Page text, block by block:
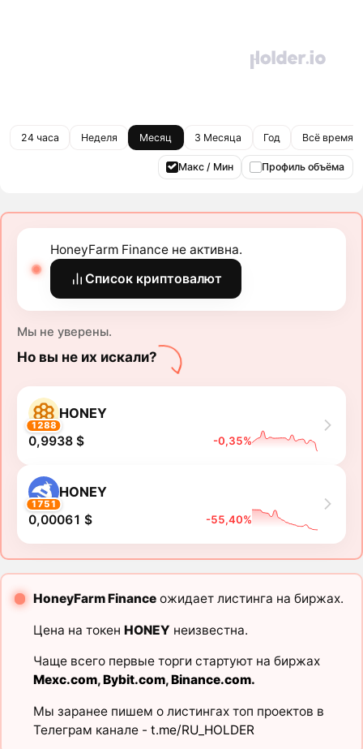
24 часа Неделя Месяц 3 Месяца Год Всё время
Макс / Мин Профиль объёма
HoneyFarm Finance не активна.
Список криптовалют
Мы не уверены.
Но вы не их искали?
1288
HONEY
0,9938 $ -0,35%
1751
HONEY
0,00061 $ -55,40%
HoneyFarm Financeожидает листинга на биржах.
Цена на токен HONEY неизвестна.
Чаще всего первые торги стартуют на биржах
Mexc.com,Bybit.com,Binance.com.
Мы заранее пишем о листингах топ проектов в
Телеграм канале - t.me/RU_HOLDER